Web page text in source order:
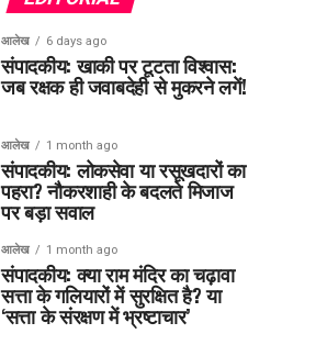
आलेख 6 days ago
संपादकीय: खाकी पर टूटता विश्वास:
जब रक्षक ही जवाबदेही से मुकरने लगें!
आलेख 1 month ago
संपादकीय: लोकसेवा या रसूखदारों का
पहरा? नौकरशाही के बदलते मिजाज
पर बड़ा सवाल
आलेख 1 month ago
संपादकीय: क्या राम मंदिर का चढ़ावा
सत्ता के गलियारों में सुरक्षित है? या
‘सत्ता के संरक्षण में भ्रष्टाचार’